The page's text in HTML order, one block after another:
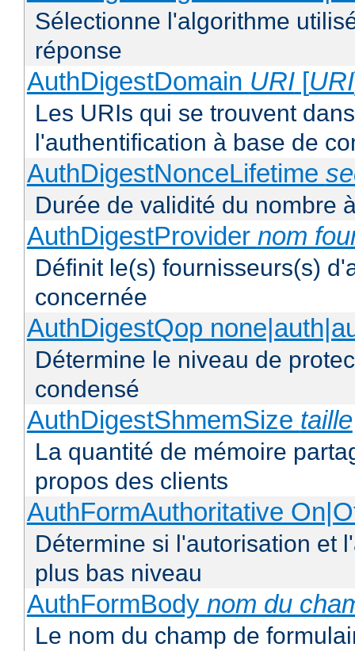
Sélectionne l'algorithme
réponse
AuthDigestDomain URI[URI
Les URIs qui se trouvent
l'authentification à base de
AuthDigestNonceLifetime
Durée de validité du nombre
AuthDigestProvider nom
Définit le(s) fournisseurs(s)
concernée
AuthDigestQop
Détermine le niveau de
condensé
AuthDigestShmemSize taille
La quantité de mémoire
propos des clients
AuthFormAuthoritative
Détermine si l'autorisation et
plus bas niveau
AuthFormBody nom du
Le nom du champ de